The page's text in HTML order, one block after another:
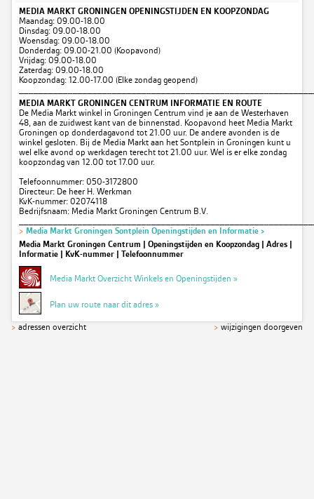
MEDIA MARKT GRONINGEN OPENINGSTIJDEN EN KOOPZONDAG
Maandag: 09.00-18.00
Dinsdag: 09.00-18.00
Woensdag: 09.00-18.00
Donderdag: 09.00-21.00 (Koopavond)
Vrijdag: 09.00-18.00
Zaterdag: 09.00-18.00
Koopzondag: 12.00-17.00 (Elke zondag geopend)
MEDIA MARKT GRONINGEN CENTRUM INFORMATIE EN ROUTE
De Media Markt winkel in Groningen Centrum vind je aan de Westerhaven
48, aan de zuidwest kant van de binnenstad. Koopavond heet Media Markt
Groningen op donderdagavond tot 21.00 uur. De andere avonden is de
winkel gesloten. Bij de Media Markt aan het Sontplein in Groningen kunt u
wel elke avond op werkdagen terecht tot 21.00 uur. Wel is er elke zondag
koopzondag van 12.00 tot 17.00 uur.
Telefoonnummer: 050-3172800
Directeur: De heer H. Werkman
KvK-nummer: 02074118
Bedrijfsnaam: Media Markt Groningen Centrum B.V.
> Media Markt Groningen Sontplein Openingstijden en Informatie >
Media Markt Groningen Centrum | Openingstijden en Koopzondag | Adres |
Informatie | KvK-nummer | Telefoonnummer
Media Markt Overzicht Winkels en Openingstijden »
Plan uw route naar dit adres »
> wijzigingen doorgeven
> adressen overzicht